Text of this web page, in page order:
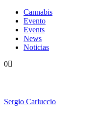
Cannabis
Evento
Events
News
Noticias
0
Sergio Carluccio